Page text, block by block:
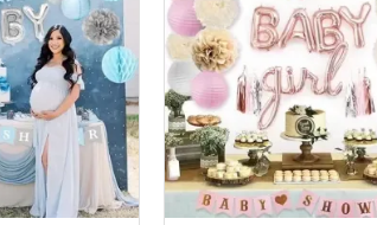
masa örtüleri ve balonlar seçilmelidir. Renk
ya da geleneksel kağıt davetiyeler
damak zevkine hitap etmelidir. Hafif
da önemlidir.
düzenlemek, misafirlerin keyifli zaman geçirmesine